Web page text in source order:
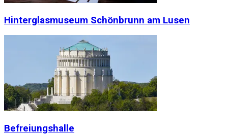
Hinterglasmuseum Schönbrunn am Lusen
Befreiungshalle